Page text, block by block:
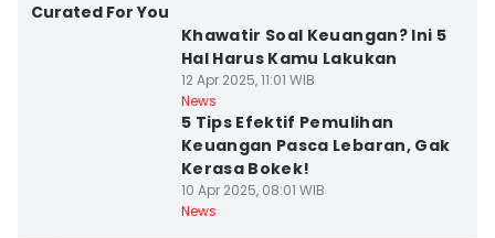
Curated For You
Khawatir Soal Keuangan? Ini 5
Hal Harus Kamu Lakukan
12 Apr 2025, 11:01 WIB
News
5 Tips Efektif Pemulihan
Keuangan Pasca Lebaran, Gak
Kerasa Bokek!
10 Apr 2025, 08:01 WIB
News